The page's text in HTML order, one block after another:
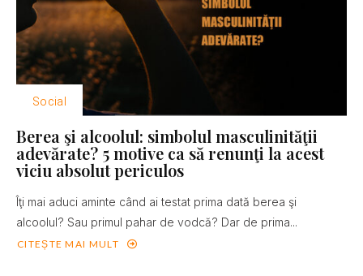
Social
Berea şi alcoolul: simbolul masculinităţii
adevărate? 5 motive ca să renunţi la acest
viciu absolut periculos
Îţi mai aduci aminte când ai testat prima dată berea şi
alcoolul? Sau primul pahar de vodcă? Dar de prima...
CITEȘTE MAI MULT